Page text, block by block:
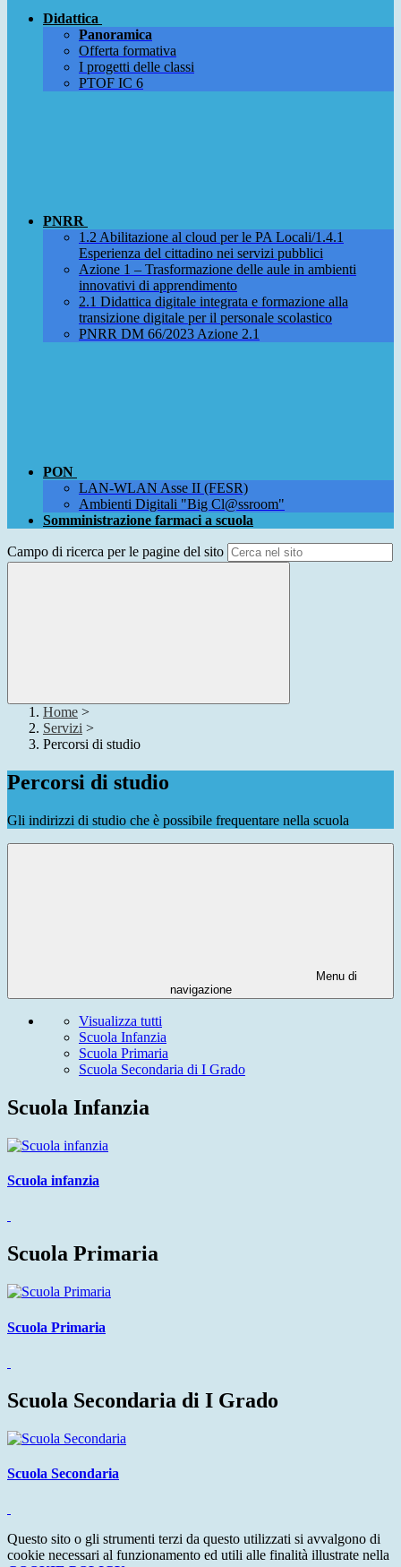
Didattica
Panoramica
Offerta formativa
I progetti delle classi
PTOF IC 6
PNRR
1.2 Abilitazione al cloud per le PA Locali/1.4.1
Esperienza del cittadino nei servizi pubblici
Azione 1 – Trasformazione delle aule in ambienti
innovativi di apprendimento
2.1 Didattica digitale integrata e formazione alla
transizione digitale per il personale scolastico
PNRR DM 66/2023 Azione 2.1
PON
LAN-WLAN Asse II (FESR)
Ambienti Digitali "Big Cl@ssroom"
Somministrazione farmaci a scuola
Campo di ricerca per le pagine del sito
Home >
Servizi >
Percorsi di studio
Percorsi di studio
Gli indirizzi di studio che è possibile frequentare nella scuola
Menu di
navigazione
Visualizza tutti
Scuola Infanzia
Scuola Primaria
Scuola Secondaria di I Grado
Scuola Infanzia
Scuola infanzia
Scuola Primaria
Scuola Primaria
Scuola Secondaria di I Grado
Scuola Secondaria
Questo sito o gli strumenti terzi da questo utilizzati si avvalgono di
cookie necessari al funzionamento ed utili alle finalità illustrate nella